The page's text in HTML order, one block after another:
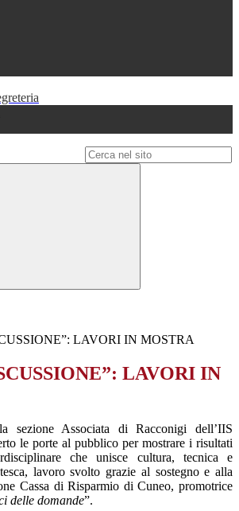
LAVORI IN MOSTRA
LAVORI IN
sezione Associata di Racconigi dell’IIS
le porte al pubblico per mostrare i risultati
che unisce cultura, tecnica e
lavoro svolto grazie al sostegno e alla
Cassa di Risparmio di Cuneo, promotrice
delle domande”.